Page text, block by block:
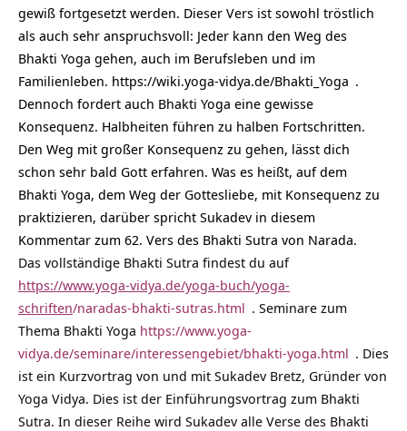
gewiß fortgesetzt werden. Dieser Vers ist sowohl tröstlich
als auch sehr anspruchsvoll: Jeder kann den Weg des
Bhakti Yoga gehen, auch im Berufsleben und im
Familienleben. https://wiki.yoga-vidya.de/Bhakti_Yoga .
Dennoch fordert auch Bhakti Yoga eine gewisse
Konsequenz. Halbheiten führen zu halben Fortschritten.
Den Weg mit großer Konsequenz zu gehen, lässt dich
schon sehr bald Gott erfahren. Was es heißt, auf dem
Bhakti Yoga, dem Weg der Gottesliebe, mit Konsequenz zu
praktizieren, darüber spricht Sukadev in diesem
Kommentar zum 62. Vers des Bhakti Sutra von Narada.
Das vollständige Bhakti Sutra findest du auf
https://www.yoga-vidya.de/yoga-buch/yoga-
schriften/naradas-bhakti-sutras.html . Seminare zum
Thema Bhakti Yoga https://www.yoga-
vidya.de/seminare/interessengebiet/bhakti-yoga.html . Dies
ist ein Kurzvortrag von und mit Sukadev Bretz, Gründer von
Yoga Vidya. Dies ist der Einführungsvortrag zum Bhakti
Sutra. In dieser Reihe wird Sukadev alle Verse des Bhakti